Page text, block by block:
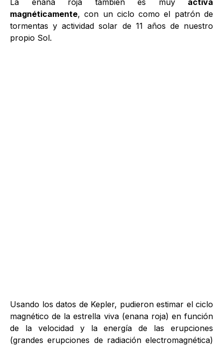
La enana roja también es muy activa
magnéticamente, con un ciclo como el patrón de
tormentas y actividad solar de 11 años de nuestro
propio Sol.
Usando los datos de Kepler, pudieron estimar el ciclo
magnético de la estrella viva (enana roja) en función
de la velocidad y la energía de las erupciones
(grandes erupciones de radiación electromagnética)